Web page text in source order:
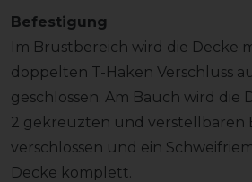
Befestigung
Im Brustbereich wird die Decke
doppelten T-Haken Verschluss
geschlossen. Am Bauch wird die
2 gekreuzten und verstellbaren
verschlossen und ein
Decke komplett.